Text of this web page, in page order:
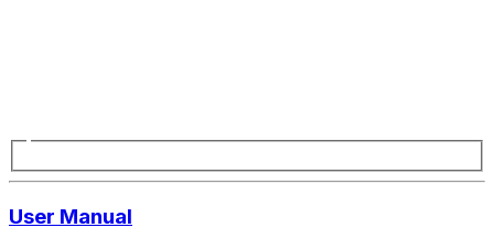
User Manual